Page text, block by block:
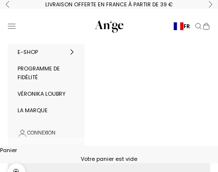
Passer au contenu
Précédent LIVRAISON OFFERTE EN FRANCE À PARTIR DE 39 €
Ange Paris
Menu FR
E-SHOP
PROGRAMME DE
FIDÉLITÉ
VÉRONIKA LOUBRY
LA MARQUE
CONNEXION
Panier
Votre panier est vide